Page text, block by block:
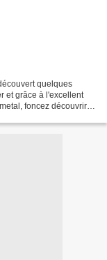
quelques
et grâce à l'excellent
foncez découvrir